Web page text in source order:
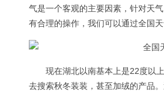
气是一个客观的主要因素，针对天
有合理的操作，我们可以通过全国天
现在湖北以南基本上是22度以
去搜索秋冬装装，甚至加绒的产品